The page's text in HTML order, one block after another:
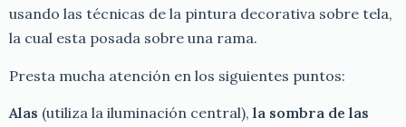
usando las técnicas de la pintura decorativa sobre tela,
la cual esta posada sobre una rama.
Presta mucha atención en los siguientes puntos:
Alas (utiliza la iluminación central), la sombra de las